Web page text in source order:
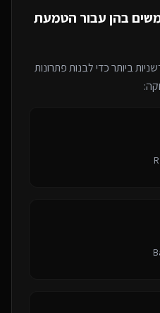
בהן עבור הטמעת
ביותר כדי לבנות פתרונות